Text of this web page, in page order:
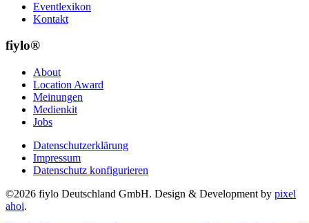
Eventlexikon
Kontakt
fiylo®
About
Location Award
Meinungen
Medienkit
Jobs
Datenschutzerklärung
Impressum
Datenschutz konfigurieren
©2026 fiylo Deutschland GmbH. Design & Development by pixel
ahoi.